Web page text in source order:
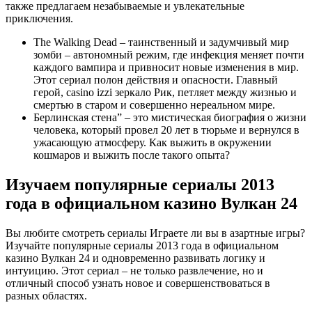
также предлагаем незабываемые и увлекательные
приключения.
The Walking Dead – таинственный и задумчивый мир
зомби – автономный режим, где инфекция меняет почти
каждого вампира и привносит новые изменения в мир.
Этот сериал полон действия и опасности. Главный
герой, casino izzi зеркало Рик, петляет между жизнью и
смертью в старом и совершенно нереальном мире.
Берлинская стена” – это мистическая биография о жизни
человека, который провел 20 лет в тюрьме и вернулся в
ужасающую атмосферу. Как выжить в окружении
кошмаров и выжить после такого опыта?
Изучаем популярные сериалы 2013
года в официальном казино Вулкан 24
Вы любите смотреть сериалы Играете ли вы в азартные игры?
Изучайте популярные сериалы 2013 года в официальном
казино Вулкан 24 и одновременно развивать логику и
интуицию. Этот сериал – не только развлечение, но и
отличный способ узнать новое и совершенствоваться в
разных областях.